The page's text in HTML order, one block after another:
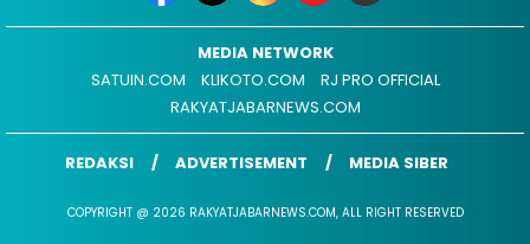
MEDIA NETWORK
SATUIN.COM
KLIKOTO.COM
RJ PRO OFFICIAL
RAKYATJABARNEWS.COM
REDAKSI ADVERTISEMENT MEDIA SIBER
COPYRIGHT @ 2026 RAKYATJABARNEWS.COM, ALL RIGHT RESERVED